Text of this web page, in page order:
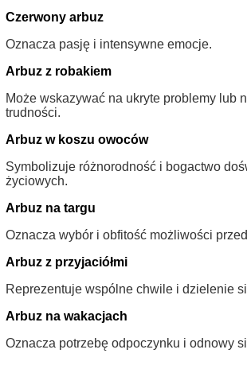
Czerwony arbuz
Oznacza pasję i intensywne emocje.
Arbuz z robakiem
Może wskazywać na ukryte problemy lub
trudności.
Arbuz w koszu owoców
Symbolizuje różnorodność i bogactwo
życiowych.
Arbuz na targu
Oznacza wybór i obfitość możliwości
Arbuz z przyjaciółmi
Reprezentuje wspólne chwile i dzielenie
Arbuz na wakacjach
Oznacza potrzebę odpoczynku i odnowy